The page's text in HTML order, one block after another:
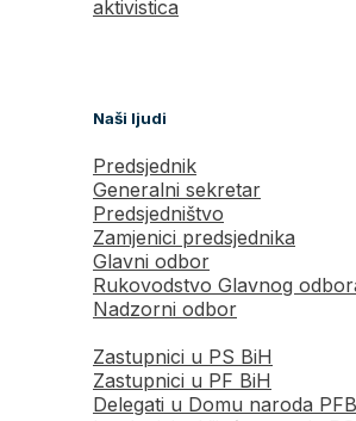
aktivistica
Naši ljudi
Predsjednik
Generalni sekretar
Predsjedništvo
Zamjenici predsjednika
Glavni odbor
Rukovodstvo Glavnog
Nadzorni odbor
Zastupnici u PS BiH
Zastupnici u PF BiH
Delegati u Domu naroda